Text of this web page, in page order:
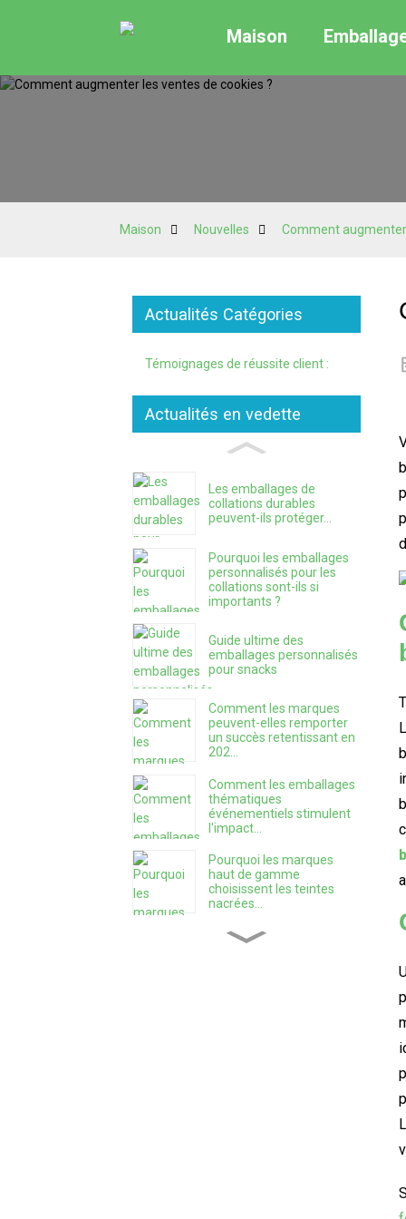
Maison
Maison Nouvelles Comment
Actualités Catégories
Témoignages de réussite client :
Actualités en vedette
Les emballages de
collations durables
peuvent-ils protéger...
Pourquoi les emballages
personnalisés pour les
collations sont-ils si
importants ?
Guide ultime des
emballages personnalisés
pour snacks
Comment les marques
peuvent-elles remporter
un succès retentissant en
202...
Comment les emballages
thématiques
événementiels stimulent
l'impact...
Pourquoi les marques
haut de gamme
choisissent les teintes
nacrées...
Les 9 erreurs les plus